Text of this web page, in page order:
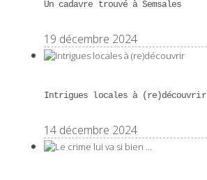
Un cadavre trouvé à Semsales
19 décembre 2024
Intrigues locales à (re)découvrir
14 décembre 2024